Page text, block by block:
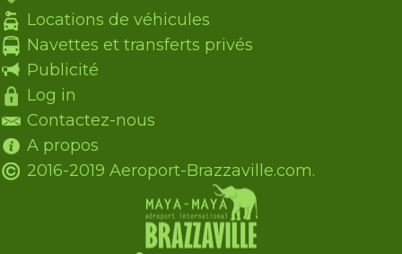
Locations de véhicules
Navettes et transferts privés
Publicité
Log in
Contactez-nous
A propos
2016-2019 Aeroport-Brazzaville.com.